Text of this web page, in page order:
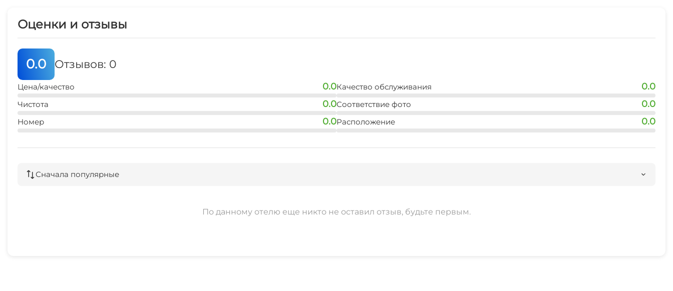
Оценки и отзывы
0.0 Отзывов: 0
Цена/качество 0.0
Чистота 0.0
Номер 0.0
Качество обслуживания 0.0
Соответствие фото 0.0
Расположение 0.0
Сначала популярные
По данному отелю еще никто не оставил отзыв, будьте первым.